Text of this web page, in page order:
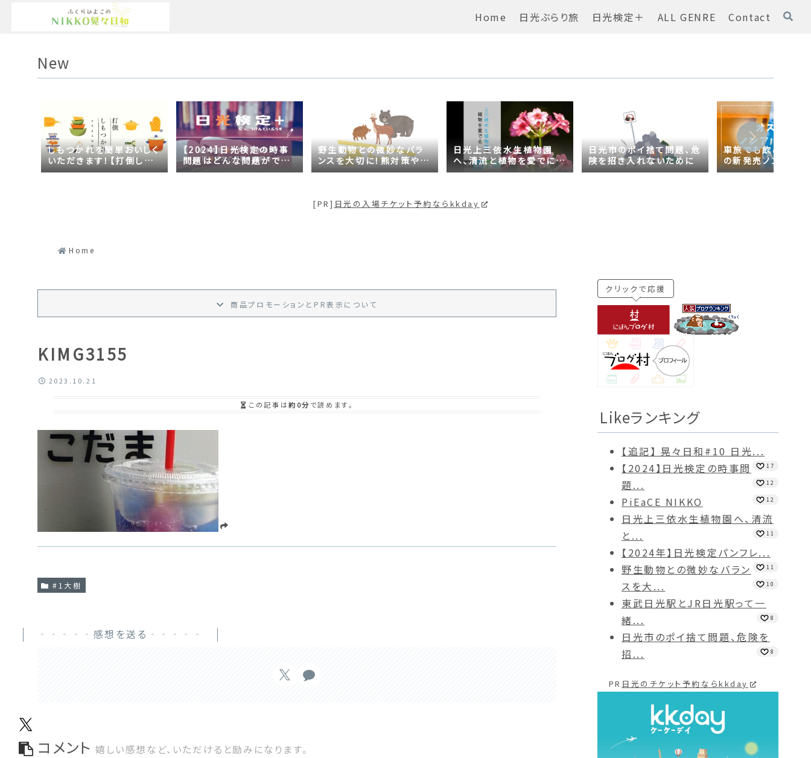
Home 日光ぶらり旅 日光検定＋ ALL GENRE Contact
New
しもつかれを簡単おいしく
いただきます！【打倒しも
つかれｓｅａｓｏｎ２】
【2024】日光検定の時事
問題はどんな問題がでる
の？2023年の時事問題は
野生動物との微妙なバラ
ンスを大切に！熊対策や日
光の自然が学べるスポッ
日光上三依水生植物園
へ、清流と植物を愛でに
【プチ日光】
日光市のポイ捨て問題、危
険を招き入れないために
車旅でも飲める！オ
の新発売ノンアルコ
ール【AsahiZERO
[PR] 日光の入場チケット予約ならkkday
Home
商品プロモーション と PR表示について
KIMG3155
2023.10.21
この記事は約0分で読めます。
#1大樹
‐‐‐‐‐感想を送る‐‐‐‐‐
コメント 嬉しい感想など、いただけると励みになります。
クリックで応援
Likeランキング
【追記】 晃々日和#10 日光...
17
【2024】日光検定の時事問
題...
12
PiEaCE NIKKO 12
日光上三依水生植物園へ、清流
と...
11
【2024年】日光検定パンフレ...
11
野生動物との微妙なバラン
スを大...
10
東武日光駅とJR日光駅って一
緒...
8
日光市のポイ捨て問題、危険を
招...
8
PR 日光のチケット予約ならkkday